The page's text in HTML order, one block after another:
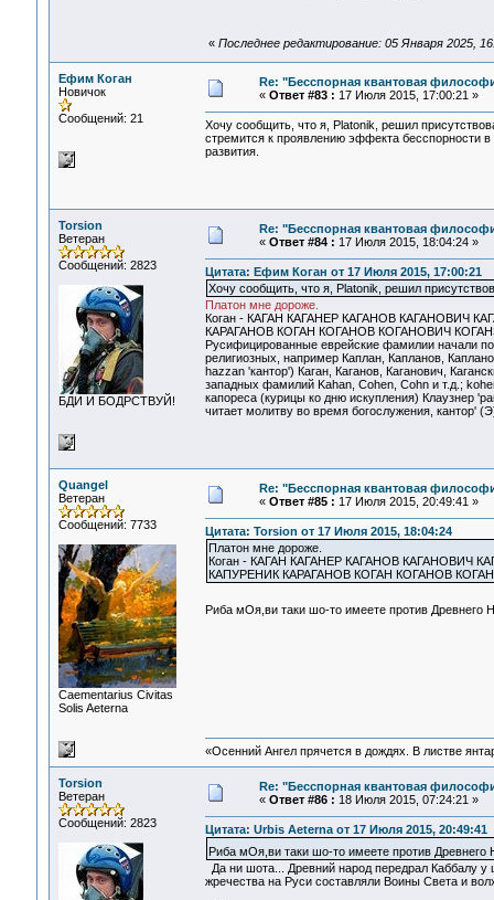
« Последнее редактирование: 05 Января 2025,
Ефим Коган
Новичок
Сообщений: 21
Re: "Бесспорная квантовая
« Ответ #83 : 17 Июля 2015, 17:00:21 »
Хочу сообщить, что я, Platonik, решил
стремится к проявлению эффекта бесспорности
развития.
Torsion
Ветеран
Сообщений: 2823
БДИ И БОДРСТВУЙ!
Re: "Бесспорная квантовая
« Ответ #84 : 17 Июля 2015, 18:04:24 »
Цитата: Ефим Коган от 17 Июля 2015, 17:00:21
Хочу сообщить, что я, Platonik, решил
Платон мне дороже.
Коган - КАГАН КАГАНЕР КАГАНОВ КАГАНОВИЧ
КАРАГАНОВ КОГАН КОГАНОВ КОГАНОВИЧ
Русифицированные еврейские фамилии начали
религиозных, например Каплан, Капланов,
hazzan 'кантор') Каган, Каганов, Каганович,
западных фамилий Kahan, Cohen, Cohn и т.д.;
капореса (курицы ко дню искупления) Клаузнер
читает молитву во время богослужения, кантор'
Quangel
Ветеран
Сообщений: 7733
Сaementarius Civitas
Solis Aeterna
Re: "Бесспорная квантовая
« Ответ #85 : 17 Июля 2015, 20:49:41 »
Цитата: Torsion от 17 Июля 2015, 18:04:24
Платон мне дороже.
Коган - КАГАН КАГАНЕР КАГАНОВ
КАПУРЕНИК КАРАГАНОВ КОГАН КОГАНОВ
Риба мОя,ви таки шо-то имеете против Древнего
«Осенний Ангел прячется в дождях. В листве
Torsion
Ветеран
Сообщений: 2823
Re: "Бесспорная квантовая
« Ответ #86 : 18 Июля 2015, 07:24:21 »
Цитата: Urbis Aeterna от 17 Июля 2015, 20:49:41
Риба мОя,ви таки шо-то имеете против
Да ни шота... Древний народ передрал Каббалу
жречества на Руси составляли Воины Света и